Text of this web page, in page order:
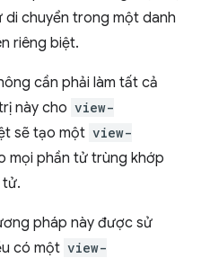
di chuyển trong một danh
riêng biệt.
cần phải làm tất cả
này cho view-
sẽ tạo một view-
mọi phần tử trùng khớp
tử.
pháp này được sử
có một view-